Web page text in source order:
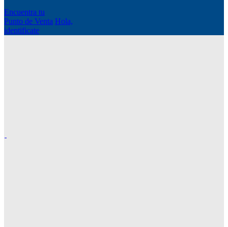
Encuentra tu
Punto de Venta Hola,
identificate